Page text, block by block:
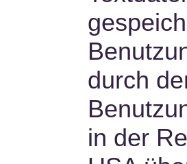
durch
in der